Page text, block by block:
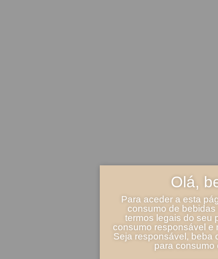
Olá,
Para aceder a esta
consumo de
termos legais do seu
consumo responsável e
Seja responsável, beba
para consumo